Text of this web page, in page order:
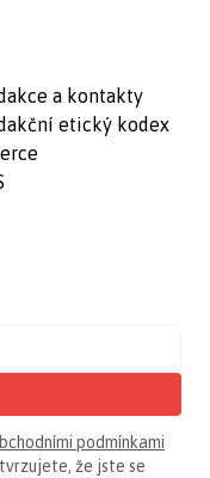
a kontakty
etický kodex
podmínkami
že jste se